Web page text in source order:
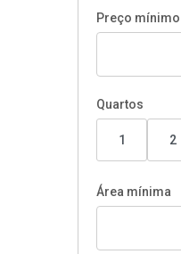
Preço mínimo
Quartos
1 2
Área mínima